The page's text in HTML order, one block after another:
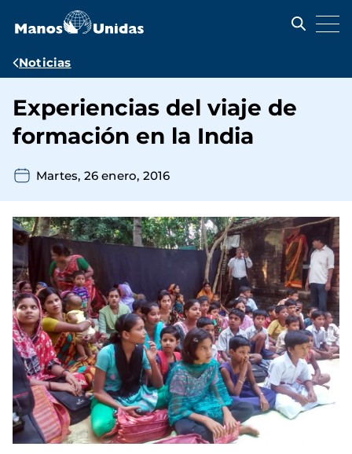
contenido
Ruta
navegación
Noticias
Experiencias del viaje de
formación en la India
Martes, 26 enero, 2016